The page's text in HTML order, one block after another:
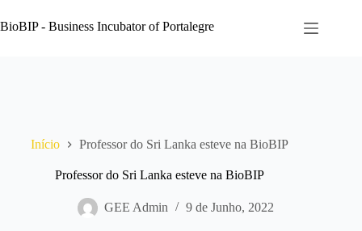
para
o
BioBIP - Business Incubator of Portalegre
Início Professor do Sri Lanka esteve na BioBIP
Professor do Sri Lanka esteve na BioBIP
GEE Admin 9 de Junho, 2022